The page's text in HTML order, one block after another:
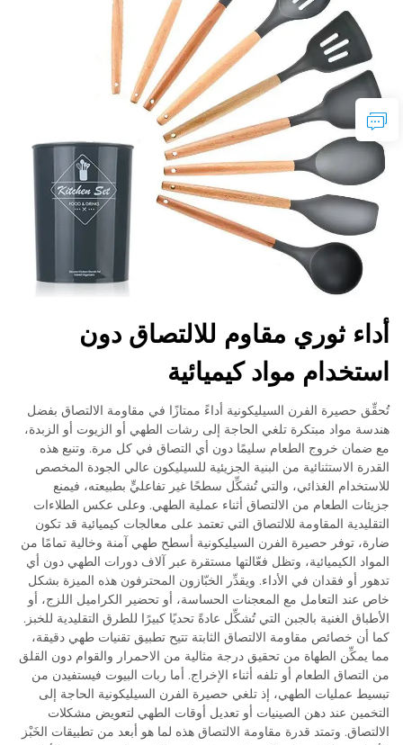
أداء ثوري مقاوم للالتصاق دون
استخدام مواد كيميائية
تُحقِّق حصيرة الفرن السيليكونية أداءً ممتازًا في مقاومة الالتصاق بفضل
هندسة مواد مبتكرة تلغي الحاجة إلى رشات الطهي أو الزيوت أو الزبدة،
مع ضمان خروج الطعام سليمًا دون أي التصاق في كل مرة. وتنبع هذه
القدرة الاستثنائية من البنية الجزيئية للسيليكون عالي الجودة المخصص
للاستخدام الغذائي، والتي تُشكِّل سطحًا غير تفاعليٍّ بطبيعته، فيمنع
جزيئات الطعام من الالتصاق أثناء عملية الطهي. وعلى عكس الطلاءات
التقليدية المقاومة للالتصاق التي تعتمد على معالجات كيميائية قد تكون
ضارة، توفر حصيرة الفرن السيليكونية أسطح طهي آمنة وخالية تمامًا من
المواد الكيميائية، وتظل فعّالتها مستقرة عبر آلاف دورات الطهي دون أي
تدهور أو فقدان في الأداء. ويقدِّر الخبّازون المحترفون هذه الميزة بشكل
خاص عند التعامل مع المعجنات الحساسة، أو تحضير الكراميل اللزج، أو
الأطباق الغنية بالجبن التي تُشكِّل عادةً تحديًا كبيرًا للطرق التقليدية للخبز.
كما أن خصائص مقاومة الالتصاق الثابتة تتيح تطبيق تقنيات طهي دقيقة،
مما يمكِّن الطهاة من تحقيق درجة مثالية من الاحمرار والقوام دون القلق
من التصاق الطعام أو تلفه أثناء الإخراج. أما ربات البيوت فيستفيدن من
تبسيط عمليات الطهي، إذ تلغي حصيرة الفرن السيليكونية الحاجة إلى
التخمين عند دهن الصينيات أو تعديل أوقات الطهي لتعويض مشكلات
الالتصاق. وتمتد قدرة مقاومة الالتصاق هذه لما هو أبعد من تطبيقات الخَبْز